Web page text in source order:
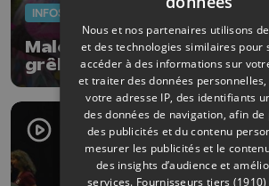
INFOS
Malchance à Houtain: Un
grêle s'abat sur le
Nous et nos partenaires utilisons
et des technologies similaires pour
accéder à des informations sur
et traiter des données
votre adresse IP, des identifiants
des données de navigation, afin
des publicités et du contenu
mesurer les publicités et le
des insights d’audience et
services. Fournisseurs tiers (1910)